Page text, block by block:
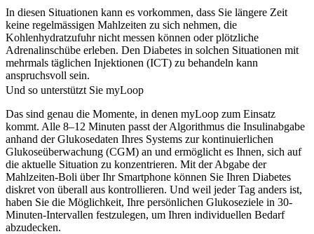
In diesen Situationen kann es vorkommen, dass Sie längere Zeit
keine regelmässigen Mahlzeiten zu sich nehmen, die
Kohlenhydratzufuhr nicht messen können oder plötzliche
Adrenalinschübe erleben. Den Diabetes in solchen Situationen mit
mehrmals täglichen Injektionen (ICT) zu behandeln kann
anspruchsvoll sein.
Und so unterstützt Sie myLoop
Das sind genau die Momente, in denen myLoop zum Einsatz
kommt. Alle 8–12 Minuten passt der Algorithmus die Insulinabgabe
anhand der Glukosedaten Ihres Systems zur kontinuierlichen
Glukoseüberwachung (CGM) an und ermöglicht es Ihnen, sich auf
die aktuelle Situation zu konzentrieren. Mit der Abgabe der
Mahlzeiten-Boli über Ihr Smartphone können Sie Ihren Diabetes
diskret von überall aus kontrollieren. Und weil jeder Tag anders ist,
haben Sie die Möglichkeit, Ihre persönlichen Glukoseziele in 30-
Minuten-Intervallen festzulegen, um Ihren individuellen Bedarf
abzudecken.